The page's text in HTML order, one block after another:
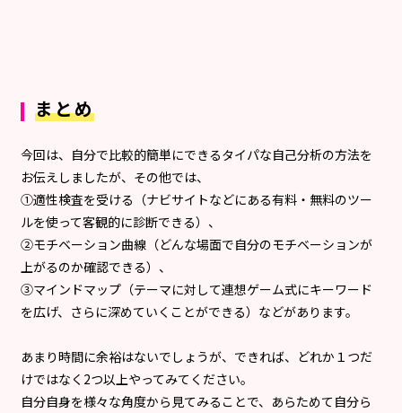
まとめ
今回は、自分で比較的簡単にできるタイパな自己分析の方法を
お伝えしましたが、その他では、
①適性検査を受ける（ナビサイトなどにある有料・無料のツー
ルを使って客観的に診断できる）、
②モチベーション曲線（どんな場面で自分のモチベーションが
上がるのか確認できる）、
③マインドマップ（テーマに対して連想ゲーム式にキーワード
を広げ、さらに深めていくことができる）などがあります。
あまり時間に余裕はないでしょうが、できれば、どれか１つだ
けではなく2つ以上やってみてください。
自分自身を様々な角度から見てみることで、あらためて自分ら